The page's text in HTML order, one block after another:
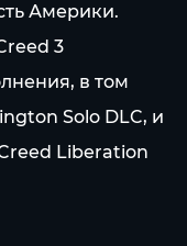
Америки.
3
в том
Solo DLC, и
Liberation